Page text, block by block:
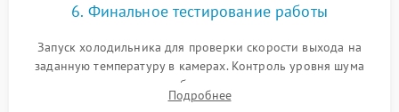
6. Финальное тестирование работы
Запуск холодильника для проверки скорости выхода на
заданную температуру в камерах. Контроль уровня шума
компрессора, отсутствия обмерзания стенок и корректного
срабатывания системы автоматической оттайки.
Подробнее